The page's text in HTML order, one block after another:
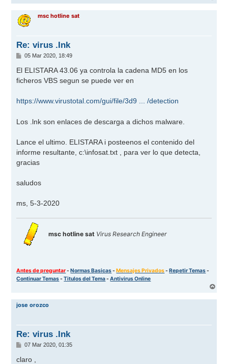
r
msc hotline sat
Re: virus .Ink
M
n
s
a
05 Mar 2020, 18:49
El ELISTARA 43.06 ya controla la cadena MD5 en los
ficheros VBS segun se puede ver en
https://www.virustotal.com/gui/file/3d9 ... /detection
Los .lnk son enlaces de descarga a dichos malware.
Lance el ultimo. ELISTARA i posteenos el contenido del
informe resultante, c:\infosat.txt , para ver lo que detecta,
gracias
saludos
ms, 5-3-2020
msc hotline sat Virus Research Engineer
Antes de preguntar-Normas Basicas-Mensajes Privados-Repetir Temas-
Continuar Temas-Titulos del Tema-Antivirus Online
r
jose orozco
Re: virus .Ink
M
n
07 Mar 2020, 01:35
claro ,